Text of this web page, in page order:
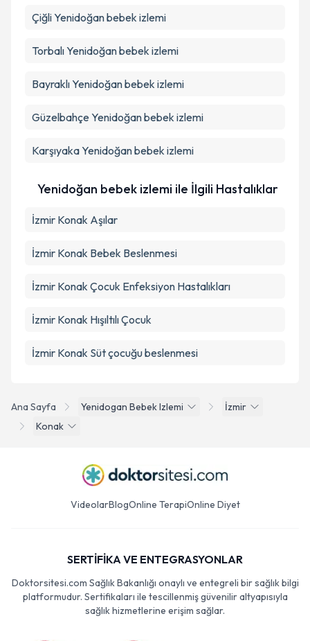
Ana Sayfa Yenidogan Bebek Izlemi
İzmir
Konak
ÇiğliYenidoğan bebek izlemi
TorbalıYenidoğan bebek izlemi
BayraklıYenidoğan bebek izlemi
Güzelbahçe Yenidoğan bebek izlemi
KarşıyakaYenidoğan bebek izlemi
Yenidoğan bebek izlemi ile İlgili Hastalıklar
İzmir Konak Aşılar
İzmir Konak Bebek Beslenmesi
İzmir Konak Çocuk Enfeksiyon Hastalıkları
İzmir Konak Hışıltılı Çocuk
İzmir Konak Süt çocuğu beslenmesi
VideolarBlogOnline TerapiOnline Diyet
SERTİFİKA VE ENTEGRASYONLAR
Doktorsitesi.com Sağlık Bakanlığı onaylı ve entegreli bir sağlık bilgi
platformudur. Sertifikaları ile tescillenmiş güvenilir altyapısıyla
sağlık hizmetlerine erişim sağlar.